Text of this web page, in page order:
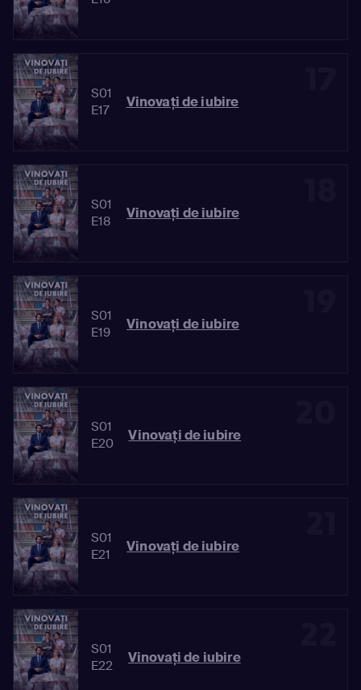
S01
E17
Vinovaţi de iubire
S01
E18
Vinovaţi de iubire
S01
E19
Vinovaţi de iubire
S01
E20
Vinovaţi de iubire
S01
E21
Vinovaţi de iubire
S01
E22
Vinovaţi de iubire